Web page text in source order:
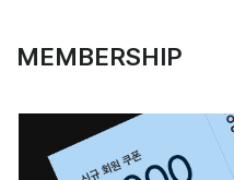
MEMBERSHIP